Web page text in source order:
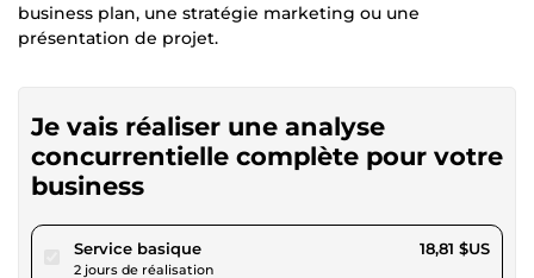
business plan, une stratégie marketing ou une
présentation de projet.
Je vais réaliser une analyse
concurrentielle complète pour votre
business
Service basiquepour 17,33 $US
2 jours de réalisation
18,81 $US